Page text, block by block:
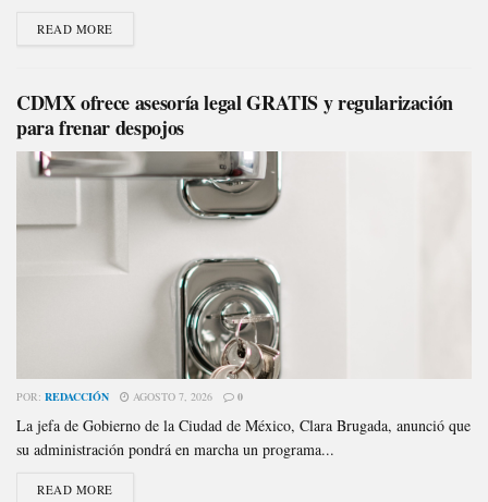
READ MORE
CDMX ofrece asesoría legal GRATIS y regularización
para frenar despojos
POR: REDACCIÓN AGOSTO 7, 2026 0
La jefa de Gobierno de la Ciudad de México, Clara Brugada, anunció que
su administración pondrá en marcha un programa...
READ MORE